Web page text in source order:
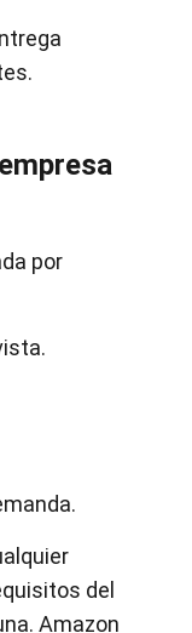
por
del
Amazon